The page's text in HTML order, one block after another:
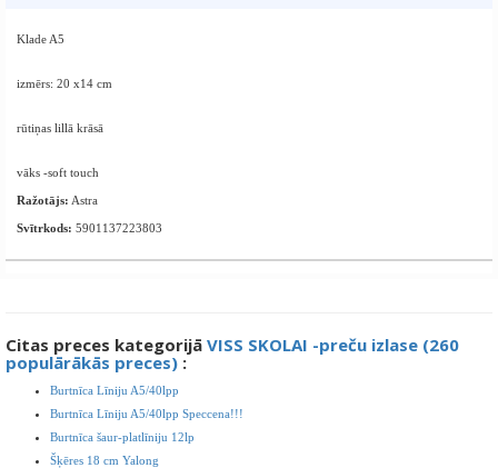
Klade A5
izmērs: 20 x14 cm
rūtiņas lillā krāsā
vāks -soft touch
Ražotājs: Astra
Svītrkods: 5901137223803
Citas preces kategorijā VISS SKOLAI -preču izlase (260
populārākās preces) :
Burtnīca Līniju A5/40lpp
Burtnīca Līniju A5/40lpp Speccena!!!
Burtnīca šaur-platlīniju 12lp
Šķēres 18 cm Yalong